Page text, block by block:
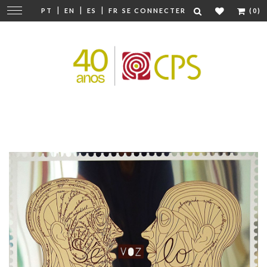
PT | EN | ES | FR SE CONNECTER (0)
Modifier
la